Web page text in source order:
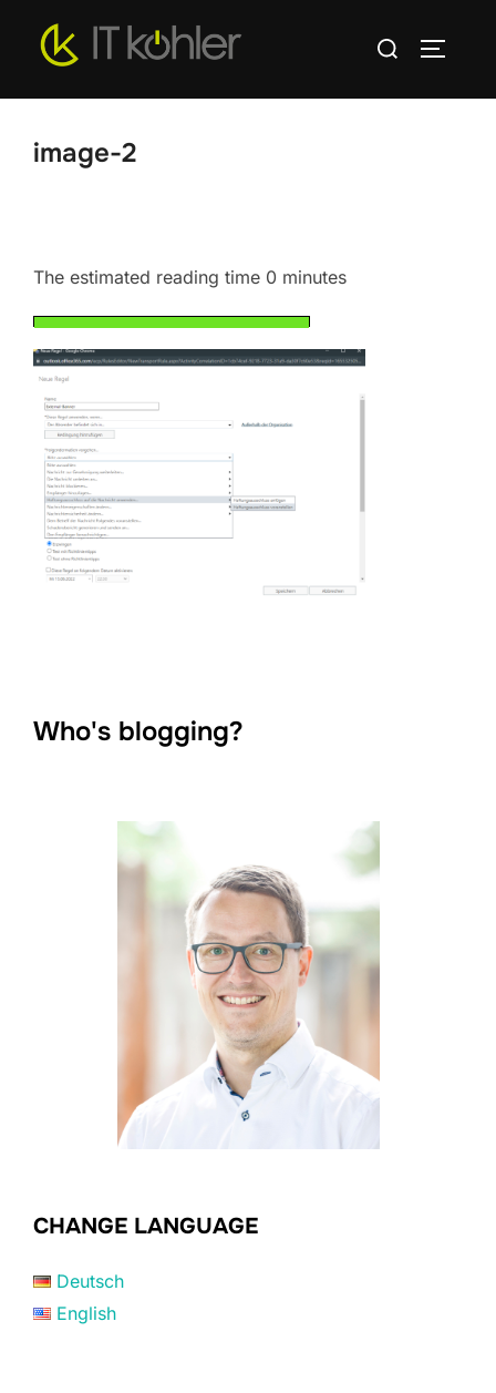
Inhalt
Suchen
image-2
The estimated reading time 0 minutes
Who's blogging?
CHANGE LANGUAGE
Deutsch
English